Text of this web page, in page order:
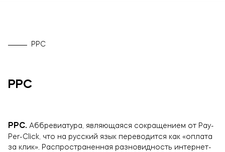
PPC
PPC
РРС. Аббревиатура, являющаяся сокращением от Pay-
Per-Click, что на русский язык переводится как «оплата
за клик». Распространенная разновидность интернет-